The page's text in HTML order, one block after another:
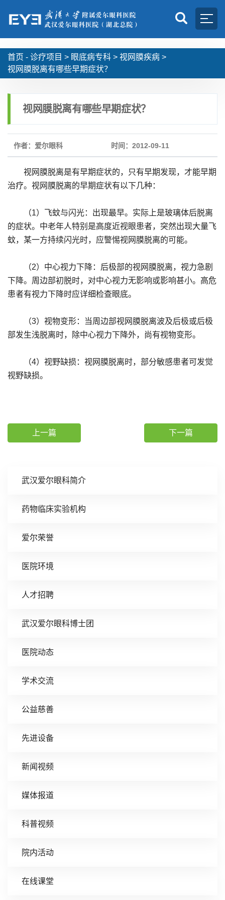
首页 - 诊疗项目 > 眼底病专科 > 视网膜疾病 >
视网膜脱离有哪些早期症状？
武汉爱尔眼科简介
药物临床实验机构
爱尔荣誉
医院环境
人才招聘
武汉爱尔眼科博士团
医院动态
学术交流
公益慈善
先进设备
新闻视频
媒体报道
科普视频
院内活动
在线课堂
视网膜脱离有哪些早期症状？
作者：爱尔眼科 时间：2012-09-11
视网膜脱离是有早期症状的，只有早期发现，才能早期
治疗。视网膜脱离的早期症状有以下几种：
（1）飞蚊与闪光：出现最早。实际上是玻璃体后脱离
的症状。中老年人特别是高度近视眼患者，突然出现大量飞
蚊，某一方持续闪光时，应警惕视网膜脱离的可能。
（2）中心视力下降：后极部的视网膜脱离，视力急剧
下降。周边部初脱时，对中心视力无影响或影响甚小。高危
患者有视力下降时应详细检查眼底。
（3）视物变形：当周边部视网膜脱离波及后极或后极
部发生浅脱离时，除中心视力下降外，尚有视物变形。
（4）视野缺损：视网膜脱离时，部分敏感患者可发觉
视野缺损。
上一篇 下一篇